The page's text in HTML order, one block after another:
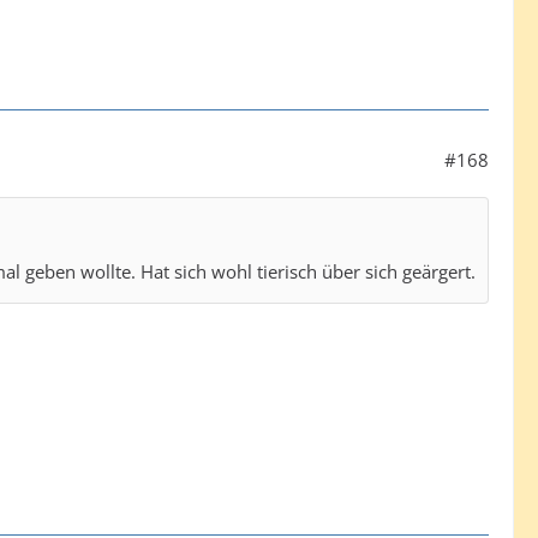
#168
geben wollte. Hat sich wohl tierisch über sich geärgert.